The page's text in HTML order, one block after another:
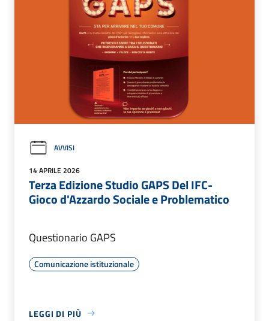
AVVISI
14 APRILE 2026
Terza Edizione Studio GAPS Del IFC-
Gioco d'Azzardo Sociale e Problematico
Questionario GAPS
Comunicazione istituzionale
LEGGI DI PIÙ